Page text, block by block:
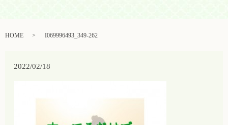
HOME I069996493_349-262
2022/02/18